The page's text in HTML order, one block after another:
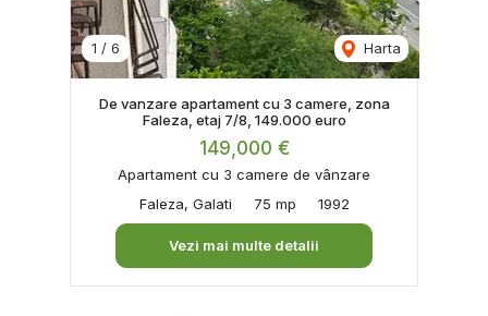
1 / 6 Harta
De vanzare apartament cu 3 camere, zona
Faleza, etaj 7/8, 149.000 euro
149,000 €
Apartament cu 3 camere de vânzare
Faleza, Galati
75 mp 1992
Vezi mai multe detalii